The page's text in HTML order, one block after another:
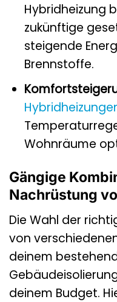
Hybridheizung
zukünftige
steigende
Brennstoffe.
Wohnräume
Gängige
Nachrüstung
Die Wahl der
von
deinem
deinem Budget.